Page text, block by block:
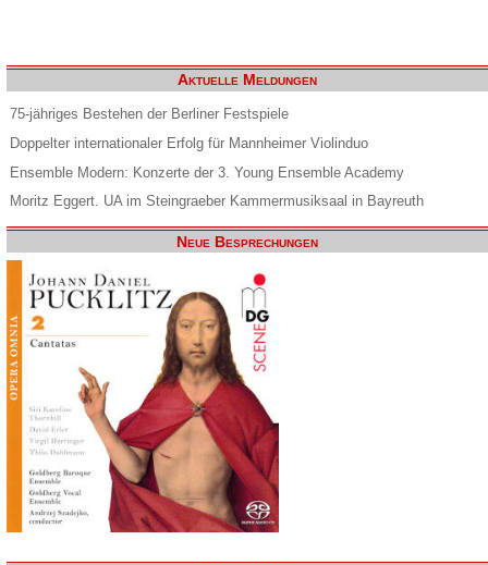
Aktuelle Meldungen
75-jähriges Bestehen der Berliner Festspiele
Doppelter internationaler Erfolg für Mannheimer Violinduo
Ensemble Modern: Konzerte der 3. Young Ensemble Academy
Moritz Eggert. UA im Steingraeber Kammermusiksaal in Bayreuth
Neue Besprechungen